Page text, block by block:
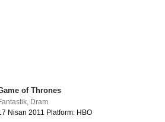
of Thrones
, Dram
Nisan 2011 Platform: HBO